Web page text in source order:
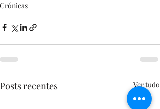
Crónicas
Posts recentes Ver tudo